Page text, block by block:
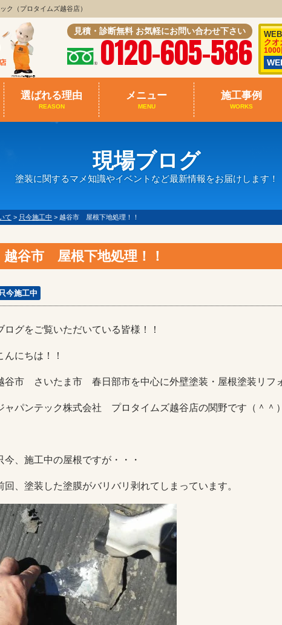
ク（プロタイムズ越谷店）
見積・診断無料 お気軽にお問い合わせ下さい
0120-605-586
クオ
1000
選ばれる理由
REASON
メニュー
MENU
施工事例
WORKS
現場ブログ
塗装に関するマメ知識やイベントなど最新情報をお届けします！
て > 只今施工中 > 越谷市 屋根下地処理！！
越谷市 屋根下地処理！！
今施工中
ログをご覧いただいている皆様！！
んにちは！！
谷市 さいたま市 春日部市を中心に外壁塗装・屋根塗装リフ
ャパンテック株式会社 プロタイムズ越谷店の関野です（＾＾
今、施工中の屋根ですが・・・
回、塗装した塗膜がバリバリ剥れてしまっています。